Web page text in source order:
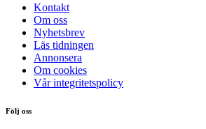
Kontakt
Om oss
Nyhetsbrev
Läs tidningen
Annonsera
Om cookies
Vår integritetspolicy
Följ oss